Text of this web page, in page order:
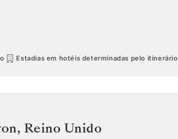
Estadias em hotéis determinadas pelo itinerário
, Reino Unido